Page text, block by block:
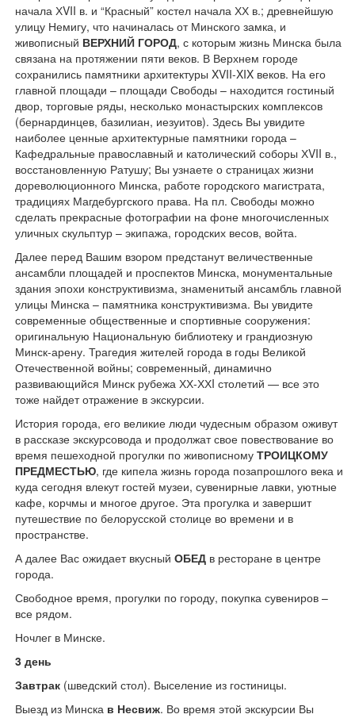
начала ХVII в. и “Красный” костел начала ХХ в.; древнейшую
улицу Немигу, что начиналась от Минского замка, и
живописный ВЕРХНИЙ ГОРОД, с которым жизнь Минска была
связана на протяжении пяти веков. В Верхнем городе
сохранились памятники архитектуры XVII-XIX веков. На его
главной площади – площади Свободы – находится гостиный
двор, торговые ряды, несколько монастырских комплексов
(бернардинцев, базилиан, иезуитов). Здесь Вы увидите
наиболее ценные архитектурные памятники города –
Кафедральные православный и католический соборы ХVII в.,
восстановленную Ратушу; Вы узнаете о страницах жизни
дореволюционного Минска, работе городского магистрата,
традициях Магдебургского права. На пл. Свободы можно
сделать прекрасные фотографии на фоне многочисленных
уличных скульптур – экипажа, городских весов, войта.
Далее перед Вашим взором предстанут величественные
ансамбли площадей и проспектов Минска, монументальные
здания эпохи конструктивизма, знаменитый ансамбль главной
улицы Минска – памятника конструктивизма. Вы увидите
современные общественные и спортивные сооружения:
оригинальную Национальную библиотеку и грандиозную
Минск-арену. Трагедия жителей города в годы Великой
Отечественной войны; современный, динамично
развивающийся Минск рубежа ХХ-ХХI столетий — все это
тоже найдет отражение в экскурсии.
История города, его великие люди чудесным образом оживут
в рассказе экскурсовода и продолжат свое повествование во
время пешеходной прогулки по живописному ТРОИЦКОМУ
ПРЕДМЕСТЬЮ, где кипела жизнь города позапрошлого века и
куда сегодня влекут гостей музеи, сувенирные лавки, уютные
кафе, корчмы и многое другое. Эта прогулка и завершит
путешествие по белорусской столице во времени и в
пространстве.
А далее Вас ожидает вкусный ОБЕД в ресторане в центре
города.
Свободное время, прогулки по городу, покупка сувениров –
все рядом.
Ночлег в Минске.
3 день
Завтрак (шведский стол). Выселение из гостиницы.
Выезд из Минска в Несвиж. Во время этой экскурсии Вы